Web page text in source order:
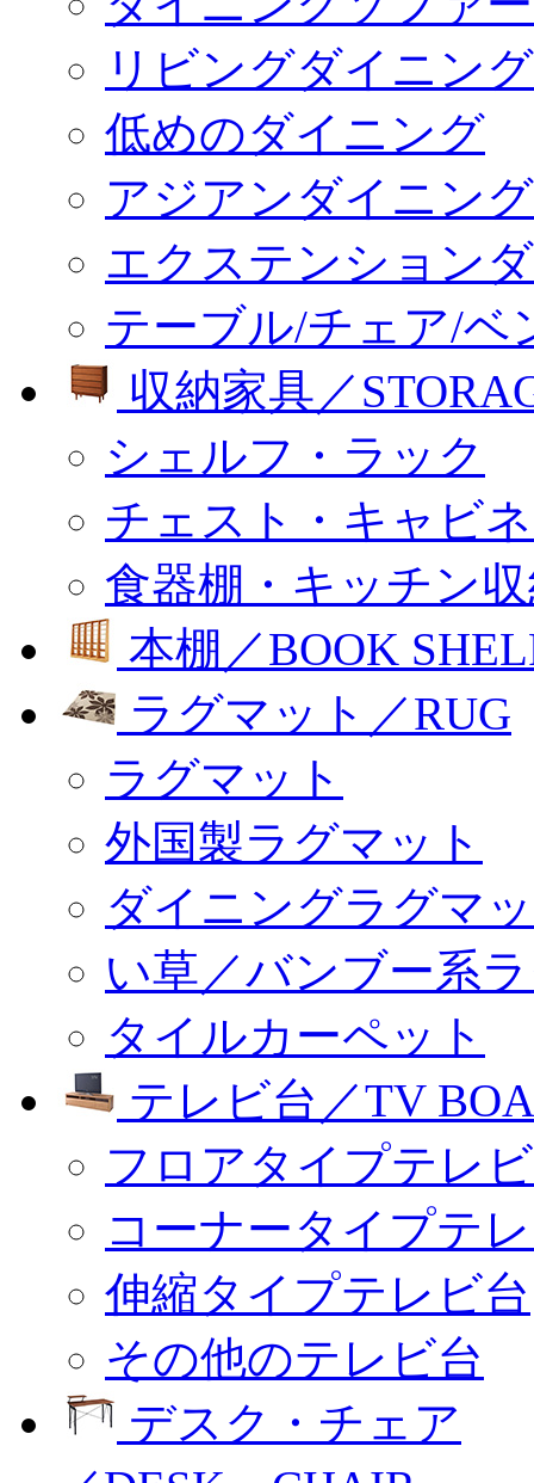
リビングダイニン
低めのダイニング
アジアンダイニング
エクステンション
テーブル/チェア/ベ
収納家具／
シェルフ・ラック
チェスト・キャビ
食器棚・キッチン
本棚／BOOK
ラグマット／RUG
ラグマット
外国製ラグマット
ダイニングラグマ
い草／バンブー系
タイルカーペット
テレビ台／TV
フロアタイプテレ
コーナータイプテ
伸縮タイプテレビ台
その他のテレビ台
デスク・チェア